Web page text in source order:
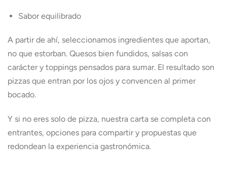
Sabor equilibrado
A partir de ahí, seleccionamos ingredientes que aportan,
no que estorban. Quesos bien fundidos, salsas con
carácter y toppings pensados para sumar. El resultado son
pizzas que entran por los ojos y convencen al primer
bocado.
Y si no eres solo de pizza, nuestra carta se completa con
entrantes, opciones para compartir y propuestas que
redondean la experiencia gastronómica.